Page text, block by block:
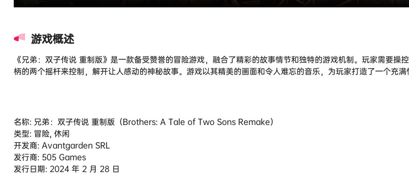
游戏概述
《兄弟：双子传说 重制版》是一款备受赞誉的冒险游戏，融合了精彩的故事情节和独特的游戏机制。玩家需要操
柄的两个摇杆来控制，解开让人感动的神秘故事。游戏以其精美的画面和令人难忘的音乐，为玩家打造了一个充满
名称: 兄弟：双子传说 重制版（Brothers: A Tale of Two Sons Remake）
类型: 冒险, 休闲
开发商: Avantgarden SRL
发行商: 505 Games
发行日期: 2024 年 2 月 28 日